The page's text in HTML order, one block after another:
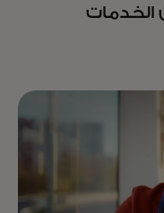
الخدمات